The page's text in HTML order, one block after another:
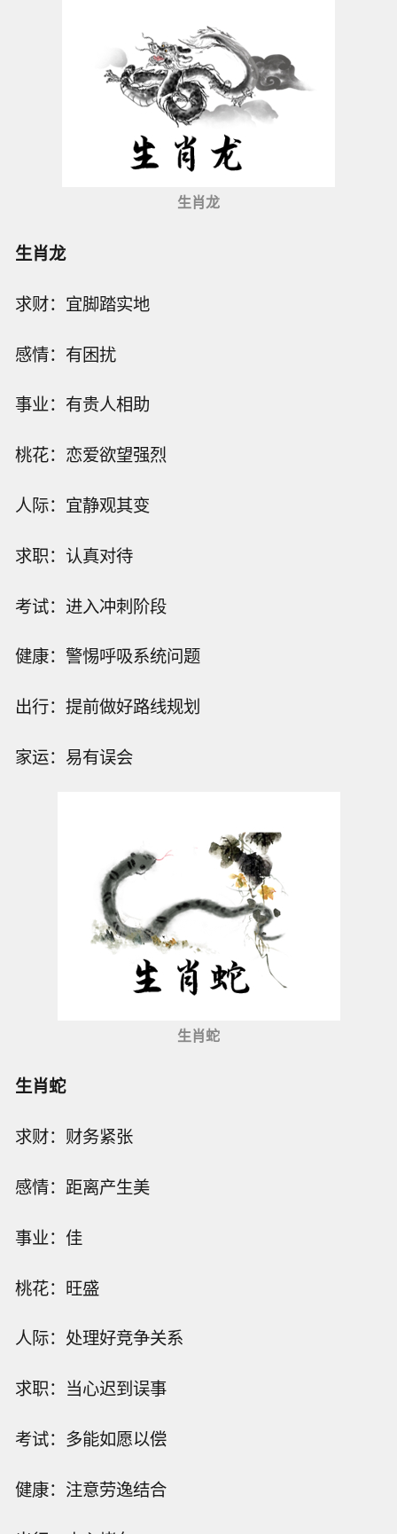
生肖龙
生肖龙
求财：宜脚踏实地
感情：有困扰
事业：有贵人相助
桃花：恋爱欲望强烈
人际：宜静观其变
求职：认真对待
考试：进入冲刺阶段
健康：警惕呼吸系统问题
出行：提前做好路线规划
家运：易有误会
生肖蛇
生肖蛇
求财：财务紧张
感情：距离产生美
事业：佳
桃花：旺盛
人际：处理好竞争关系
求职：当心迟到误事
考试：多能如愿以偿
健康：注意劳逸结合